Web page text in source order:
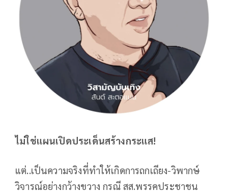
ไม่ใช่แผนเปิดประเด็นสร้างกระแส!
แต่..เป็นความจริงที่ทำให้เกิดการถกเถียง-วิพากษ์
วิจารณ์อย่างกว้างขวาง กรณี สส.พรรคประชาชน